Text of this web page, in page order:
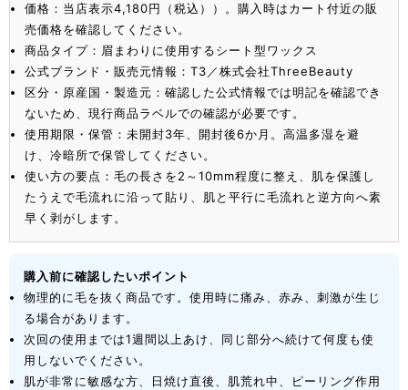
価格：当店表示4,180円（税込））。購入時はカート付近の販
売価格を確認してください。
商品タイプ：眉まわりに使用するシート型ワックス
公式ブランド・販売元情報：T3／株式会社ThreeBeauty
区分・原産国・製造元：確認した公式情報では明記を確認でき
ないため、現行商品ラベルでの確認が必要です。
使用期限・保管：未開封3年、開封後6か月。高温多湿を避
け、冷暗所で保管してください。
使い方の要点：毛の長さを2～10mm程度に整え、肌を保護し
たうえで毛流れに沿って貼り、肌と平行に毛流れと逆方向へ素
早く剥がします。
購入前に確認したいポイント
物理的に毛を抜く商品です。使用時に痛み、赤み、刺激が生じ
る場合があります。
次回の使用までは1週間以上あけ、同じ部分へ続けて何度も使
用しないでください。
肌が非常に敏感な方、日焼け直後、肌荒れ中、ピーリング作用